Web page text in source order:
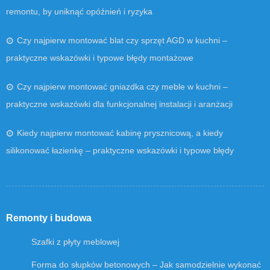
remontu, by uniknąć opóźnień i ryzyka
Czy najpierw montować blat czy sprzęt AGD w kuchni –
praktyczne wskazówki i typowe błędy montażowe
Czy najpierw montować gniazdka czy meble w kuchni –
praktyczne wskazówki dla funkcjonalnej instalacji i aranżacji
Kiedy najpierw montować kabinę prysznicową, a kiedy
silikonować łazienkę – praktyczne wskazówki i typowe błędy
Remonty i budowa
Szafki z płyty meblowej
Forma do słupków betonowych – Jak samodzielnie wykonać